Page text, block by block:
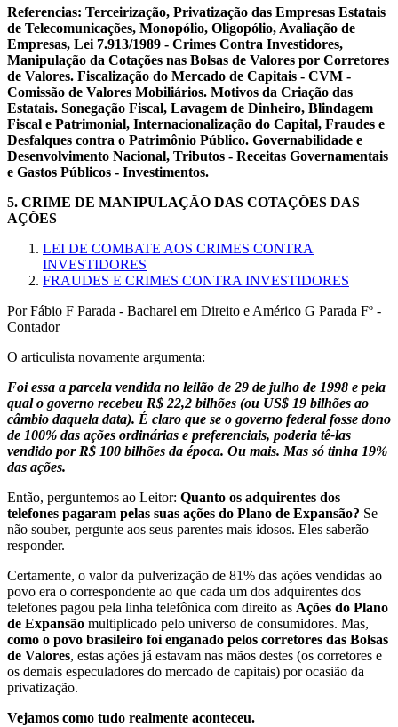
Referencias: Terceirização, Privatização das Empresas Estatais
de Telecomunicações, Monopólio, Oligopólio, Avaliação de
Empresas, Lei 7.913/1989 - Crimes Contra Investidores,
Manipulação da Cotações nas Bolsas de Valores por Corretores
de Valores. Fiscalização do Mercado de Capitais - CVM -
Comissão de Valores Mobiliários. Motivos da Criação das
Estatais. Sonegação Fiscal, Lavagem de Dinheiro, Blindagem
Fiscal e Patrimonial, Internacionalização do Capital, Fraudes e
Desfalques contra o Patrimônio Público. Governabilidade e
Desenvolvimento Nacional, Tributos - Receitas Governamentais
e Gastos Públicos - Investimentos.
5. CRIME DE MANIPULAÇÃO DAS COTAÇÕES DAS
AÇÕES
LEI DE COMBATE AOS CRIMES CONTRA
INVESTIDORES
FRAUDES E CRIMES CONTRA INVESTIDORES
Por Fábio F Parada - Bacharel em Direito e Américo G Parada Fº -
Contador
O articulista novamente argumenta:
Foi essa a parcela vendida no leilão de 29 de julho de 1998 e pela
qual o governo recebeu R$ 22,2 bilhões (ou US$ 19 bilhões ao
câmbio daquela data). É claro que se o governo federal fosse dono
de 100% das ações ordinárias e preferenciais, poderia tê-las
vendido por R$ 100 bilhões da época. Ou mais. Mas só tinha 19%
das ações.
Então, perguntemos ao Leitor: Quanto os adquirentes dos
telefones pagaram pelas suas ações do Plano de Expansão? Se
não souber, pergunte aos seus parentes mais idosos. Eles saberão
responder.
Certamente, o valor da pulverização de 81% das ações vendidas ao
povo era o correspondente ao que cada um dos adquirentes dos
telefones pagou pela linha telefônica com direito as Ações do Plano
de Expansão multiplicado pelo universo de consumidores. Mas,
como o povo brasileiro foi enganado pelos corretores das Bolsas
de Valores, estas ações já estavam nas mãos destes (os corretores e
os demais especuladores do mercado de capitais) por ocasião da
privatização.
Vejamos como tudo realmente aconteceu.